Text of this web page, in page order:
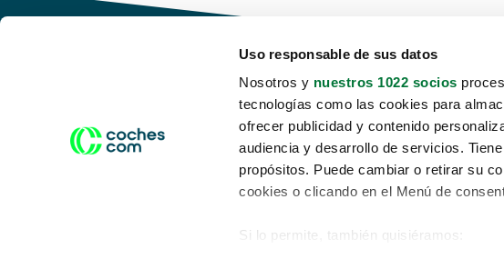
Uso responsable de sus datos
Nosotros y nuestros 1022 socios
tecnologías como las cookies para
ofrecer publicidad y contenido
audiencia y desarrollo de servicios.
propósitos. Puede cambiar o retirar su
cookies o clicando en el Menú de
Si lo permite, también quisiéramos:
Conduce tu futuro,
desata tu movilidad